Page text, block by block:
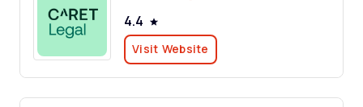
4.4
Visit Website